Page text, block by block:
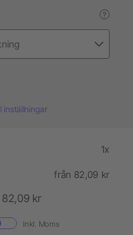
?
inställningar
1x
från 82,09 kr
82,09 kr
Inkl. Moms